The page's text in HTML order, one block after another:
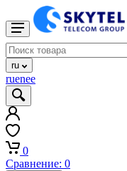
ru
ruenee
0
Сравнение: 0